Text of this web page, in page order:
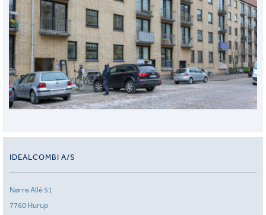
IDEALCOMBI A/S
Nørre Allé 51
7760 Hurup